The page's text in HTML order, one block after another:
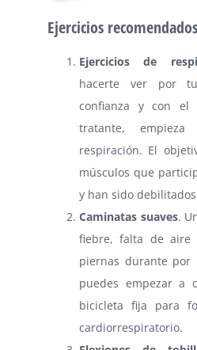
Ejercicios recomendados
Ejercicios de
hacerte ver por
confianza y con
tratante,
respiración. El
músculos que
y han sido debilitados
Caminatas suaves.
fiebre, falta de aire
piernas durante por
puedes empezar a
bicicleta fija para
cardiorrespiratorio.